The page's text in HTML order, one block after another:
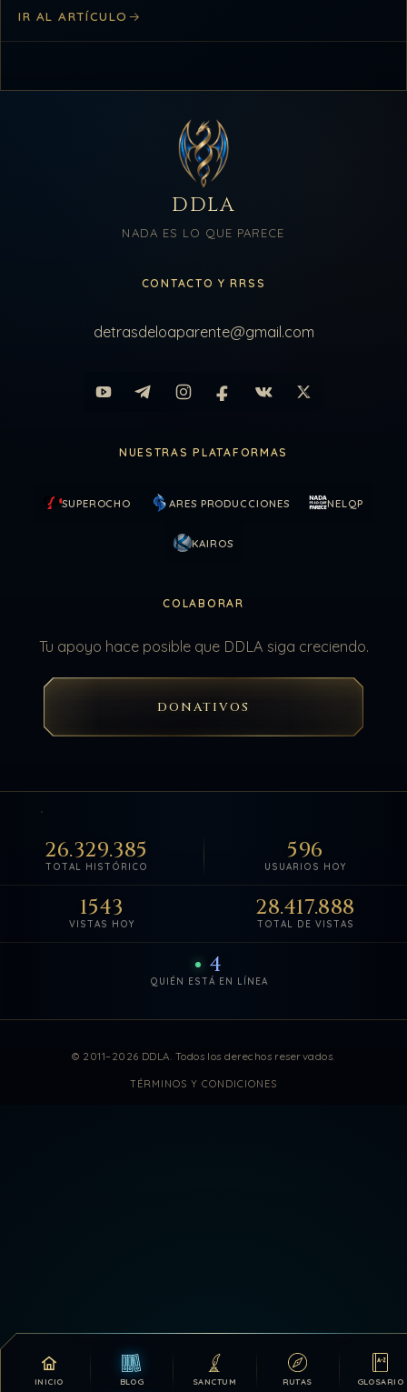
INICIO BLOG SANCTUM RUTAS GLOSARIO
IR AL ARTÍCULO
DDLA
NADA ES LO QUE PARECE
CONTACTO Y RRSS
detrasdeloaparente@gmail.com
NUESTRAS PLATAFORMAS
SUPEROCHO ARES PRODUCCIONES NELQP
KAIROS
COLABORAR
Tu apoyo hace posible que DDLA siga creciendo.
DONATIVOS
TOTAL HISTÓRICO
26.329.385
USUARIOS HOY
596
VISTAS HOY
1543
TOTAL DE VISTAS
28.417.888
QUIÉN ESTÁ EN LÍNEA
4
© 2011–2026 DDLA. Todos los derechos reservados.
TÉRMINOS Y CONDICIONES